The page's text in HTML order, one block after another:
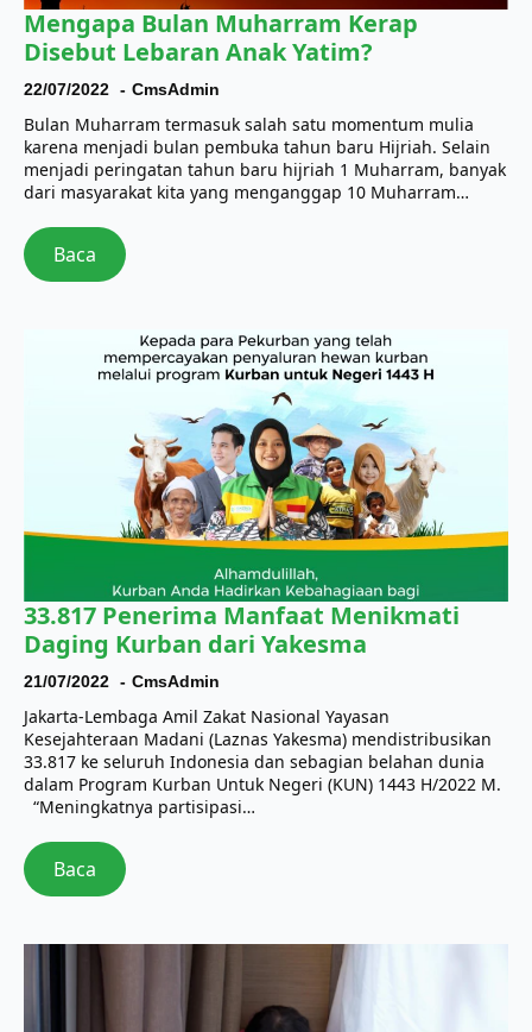
Mengapa Bulan Muharram Kerap
Disebut Lebaran Anak Yatim?
22/07/2022 CmsAdmin
Bulan Muharram termasuk salah satu momentum mulia
karena menjadi bulan pembuka tahun baru Hijriah. Selain
menjadi peringatan tahun baru hijriah 1 Muharram, banyak
dari masyarakat kita yang menganggap 10 Muharram…
Baca
33.817 Penerima Manfaat Menikmati
Daging Kurban dari Yakesma
21/07/2022 CmsAdmin
Jakarta-Lembaga Amil Zakat Nasional Yayasan
Kesejahteraan Madani (Laznas Yakesma) mendistribusikan
33.817 ke seluruh Indonesia dan sebagian belahan dunia
dalam Program Kurban Untuk Negeri (KUN) 1443 H/2022 M.
“Meningkatnya partisipasi…
Baca